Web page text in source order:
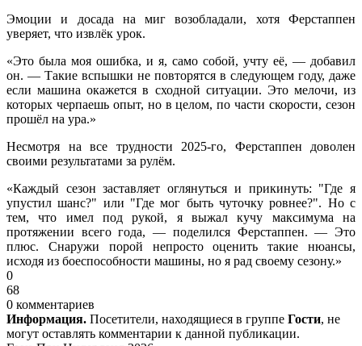
Эмоции и досада на миг возобладали, хотя Ферстаппен
уверяет, что извлёк урок.
«Это была моя ошибка, и я, само собой, учту её, — добавил
он. — Такие вспышки не повторятся в следующем году, даже
если машина окажется в сходной ситуации. Это мелочи, из
которых черпаешь опыт, но в целом, по части скорости, сезон
прошёл на ура.»
Несмотря на все трудности 2025-го, Ферстаппен доволен
своими результатами за рулём.
«Каждый сезон заставляет оглянуться и прикинуть: "Где я
упустил шанс?" или "Где мог быть чуточку ровнее?". Но с
тем, что имел под рукой, я выжал кучу максимума на
протяжении всего года, — поделился Ферстаппен. — Это
плюс. Снаружи порой непросто оценить такие нюансы,
исходя из боеспособности машины, но я рад своему сезону.»
0
68
0 комментариев
Информация. Посетители, находящиеся в группе Гости, не
могут оставлять комментарии к данной публикации.